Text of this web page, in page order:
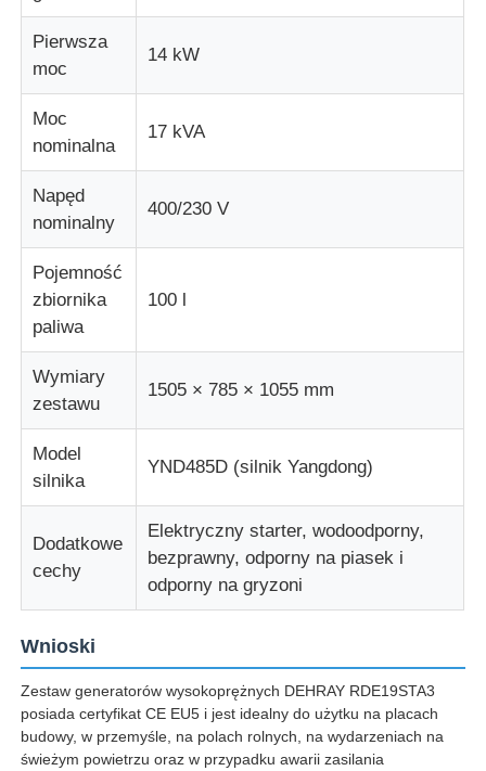
agregat prądotwórczy diesla
zestaw generatorów benzynowych
Zestaw generatora falownika
Przenośny zestaw generatora
zestaw generatorów przemysłowych
Cyfrowy zestaw generatora
Generator otwartych ramek
dźwiękoszczelny agregat prądotwórczy
Generator do użytku domowego
Zestaw generatora baldachimu
generator o niskim poziomie hałasu
Pierwsza
moc
14 kW
Moc
nominalna
17 kVA
Napęd
nominalny
400/230 V
Pojemność
zbiornika
paliwa
100 l
Wymiary
zestawu
1505 × 785 × 1055 mm
Model
silnika
YND485D (silnik Yangdong)
Dodatkowe
cechy
Elektryczny starter, wodoodporny,
bezprawny, odporny na piasek i
odporny na gryzoni
Wnioski
Zestaw generatorów wysokoprężnych DEHRAY RDE19STA3
posiada certyfikat CE EU5 i jest idealny do użytku na placach
budowy, w przemyśle, na polach rolnych, na wydarzeniach na
świeżym powietrzu oraz w przypadku awarii zasilania